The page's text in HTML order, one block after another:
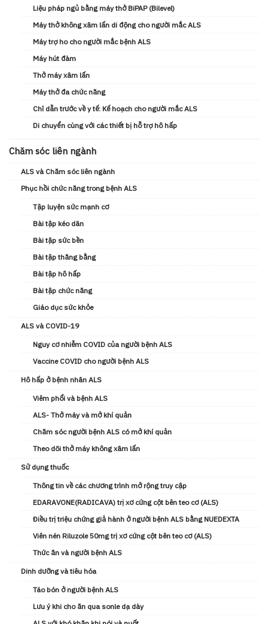
Liệu pháp ngủ bằng máy thở BiPAP (Bilevel)
Máy thở không xâm lấn di động cho người mắc ALS
Máy trợ ho cho người mắc bệnh ALS
Máy hút đàm
Thở máy xâm lấn
Máy thở đa chức năng
Chỉ dẫn trước về y tế: Kế hoạch cho người mắc ALS
Di chuyển cùng với các thiết bị hỗ trợ hô hấp
Chăm sóc liên ngành
ALS và Chăm sóc liên ngành
Phục hồi chức năng trong bệnh ALS
Tập luyện sức mạnh cơ
Bài tập kéo dãn
Bài tập sức bền
Bài tập thăng bằng
Bài tập hô hấp
Bài tập chức năng
Giáo dục sức khỏe
ALS và COVID-19
Nguy cơ nhiễm COVID của người bệnh ALS
Vaccine COVID cho người bệnh ALS
Hô hấp ở bệnh nhân ALS
Viêm phổi và bệnh ALS
ALS- Thở máy và mở khí quản
Chăm sóc người bệnh ALS có mở khí quản
Theo dõi thở máy không xâm lấn
Sử dụng thuốc
Thông tin về các chương trình mở rộng truy cập
EDARAVONE(RADICAVA) trị xơ cứng cột bên teo cơ (ALS)
Điều trị triệu chứng giả hành ở người bệnh ALS bằng NUEDEXTA
Viên nén Riluzole 50mg trị xơ cứng cột bên teo cơ (ALS)
Thức ăn và người bệnh ALS
Dinh dưỡng và tiêu hóa
Táo bón ở người bệnh ALS
Lưu ý khi cho ăn qua sonle dạ dày